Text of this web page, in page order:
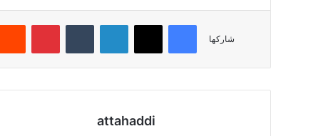
شاركها
فيسبوك X لينكدإن
attahaddi